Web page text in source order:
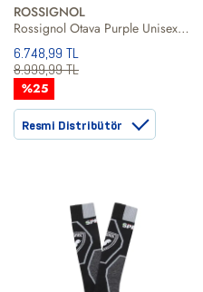
ROSSIGNOL
Rossignol Otava Purple Unisex Mor Goggle
6.748,99 TL
8.999,99 TL
%25
Resmi Distribütör